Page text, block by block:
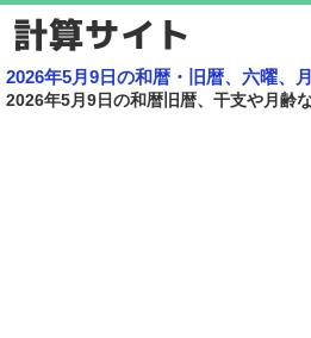
2026年5月9日の和暦・旧暦、六曜、
2026年5月9日の和暦旧暦、干支や月齢